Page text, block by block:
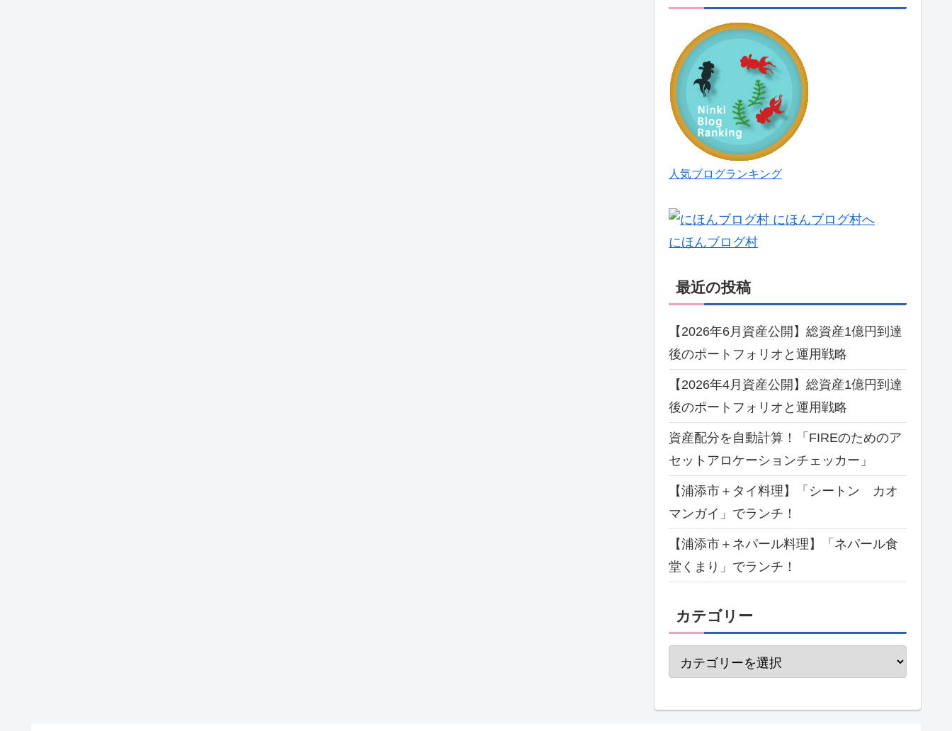
人気ブログランキング
にほんブログ村
最近の投稿
【2026年6月資産公開】総資産1億円到達
後のポートフォリオと運用戦略
【2026年4月資産公開】総資産1億円到達
後のポートフォリオと運用戦略
資産配分を自動計算！「FIREのためのア
セットアロケーションチェッカー」
【浦添市＋タイ料理】「シートン カオ
マンガイ」でランチ！
【浦添市＋ネパール料理】「ネパール食
堂くまり」でランチ！
カテゴリー